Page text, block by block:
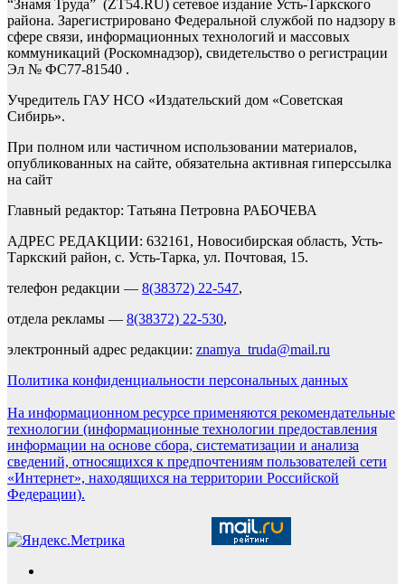
“Знамя Труда” (ZT54.RU) сетевое издание Усть-Таркского
района. Зарегистрировано Федеральной службой по надзору в
сфере связи, информационных технологий и массовых
коммуникаций (Роскомнадзор), свидетельство о регистрации
Эл № ФС77-81540 .
Учредитель ГАУ НСО «Издательский дом «Советская
Сибирь».
При полном или частичном использовании материалов,
опубликованных на сайте, обязательна активная гиперссылка
на сайт
Главный редактор: Татьяна Петровна РАБОЧЕВА
АДРЕС РЕДАКЦИИ: 632161, Новосибирская область, Усть-
Таркский район, с. Усть-Тарка, ул. Почтовая, 15.
телефон редакции — 8(38372) 22-547,
отдела рекламы — 8(38372) 22-530,
электронный адрес редакции: znamya_truda@mail.ru
Политика конфиденциальности персональных данных
На информационном ресурсе применяются рекомендательные
технологии (информационные технологии предоставления
информации на основе сбора, систематизации и анализа
сведений, относящихся к предпочтениям пользователей сети
«Интернет», находящихся на территории Российской
Федерации).